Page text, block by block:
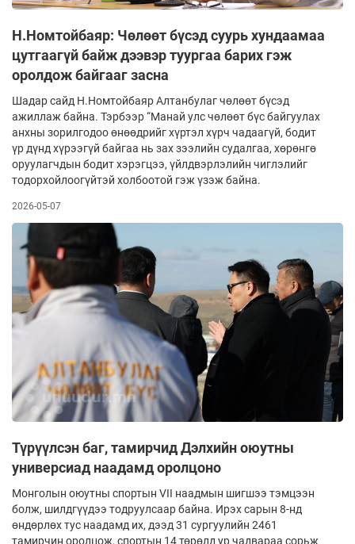
Н.Номтойбаяр: Чөлөөт бүсэд суурь хундаамаа
цутгаагүй байж дээвэр туургаа барих гэж
оролдож байгааг засна
Шадар сайд Н.Номтойбаяр Алтанбулаг чөлөөт бүсэд
ажиллаж байна. Тэрбээр “Манай улс чөлөөт бүс байгуулах
анхны зорилгодоо өнөөдрийг хүртэл хүрч чадаагүй, бодит
үр дүнд хүрээгүй байгаа нь зах зээлийн судалгаа, хөрөнгө
оруулагчдын бодит хэрэгцээ, үйлдвэрлэлийн чиглэлийг
тодорхойлоогүйтэй холбоотой гэж үзэж байна.
2026-05-07
Түрүүлсэн баг, тамирчид Дэлхийн оюутны
универсиад наадамд оролцоно
Монголын оюутны спортын VII наадмын шигшээ тэмцээн
болж, шилдгүүдээ тодруулсаар байна. Ирэх сарын 8-нд
өндөрлөх тус наадамд их, дээд 31 сургуулийн 2461
тамирчин оролцож, спортын 14 төрөлд ур чадвараа сорьж